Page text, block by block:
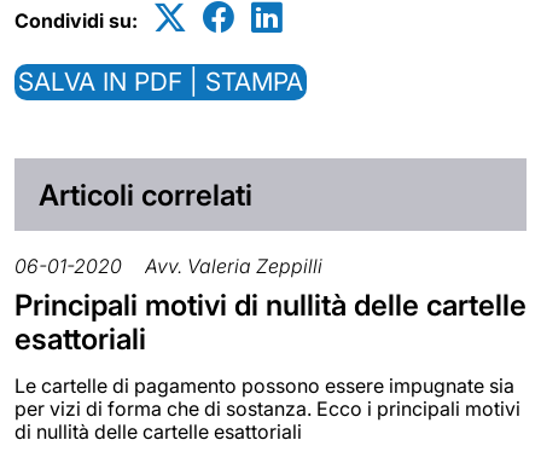
Condividi su:
SALVA IN PDF | STAMPA
Articoli correlati
06-01-2020 Avv. Valeria Zeppilli
Principali motivi di nullità delle cartelle
esattoriali
Le cartelle di pagamento possono essere impugnate sia
per vizi di forma che di sostanza. Ecco i principali motivi
di nullità delle cartelle esattoriali